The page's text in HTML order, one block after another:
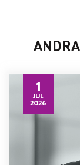
1
JUL
2026